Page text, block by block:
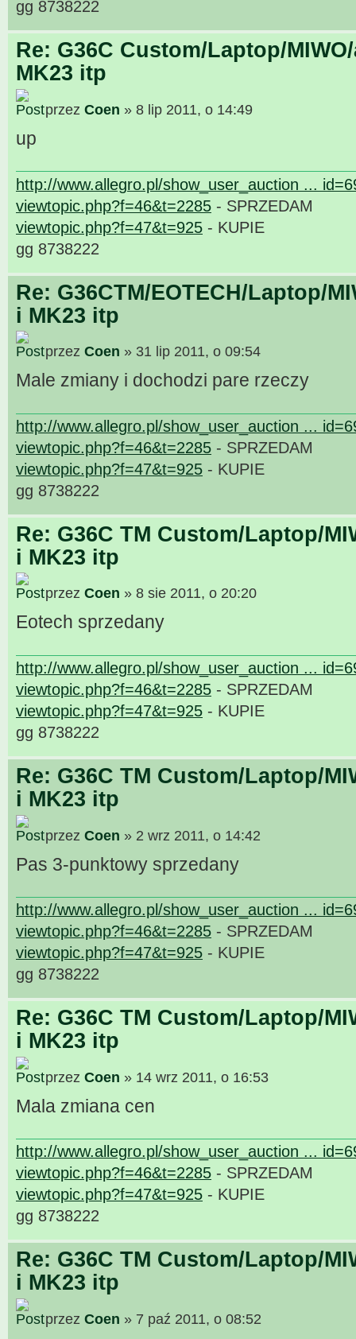
gg 8738222
Re: G36C Custom/Laptop/
MK23 itp
przez Coen » 8 lip 2011, o 14:49
up
http://www.allegro.pl/show_user_auction ...
viewtopic.php?f=46&t=2285 - SPRZEDAM
viewtopic.php?f=47&t=925 - KUPIE
gg 8738222
Re: G36CTM/EOTECH/Laptop/
i MK23 itp
przez Coen » 31 lip 2011, o 09:54
Male zmiany i dochodzi pare rzeczy
http://www.allegro.pl/show_user_auction ...
viewtopic.php?f=46&t=2285 - SPRZEDAM
viewtopic.php?f=47&t=925 - KUPIE
gg 8738222
Re: G36C TM Custom/Laptop/
i MK23 itp
przez Coen » 8 sie 2011, o 20:20
Eotech sprzedany
http://www.allegro.pl/show_user_auction ...
viewtopic.php?f=46&t=2285 - SPRZEDAM
viewtopic.php?f=47&t=925 - KUPIE
gg 8738222
Re: G36C TM Custom/Laptop/
i MK23 itp
przez Coen » 2 wrz 2011, o 14:42
Pas 3-punktowy sprzedany
http://www.allegro.pl/show_user_auction ...
viewtopic.php?f=46&t=2285 - SPRZEDAM
viewtopic.php?f=47&t=925 - KUPIE
gg 8738222
Re: G36C TM Custom/Laptop/
i MK23 itp
przez Coen » 14 wrz 2011, o 16:53
Mala zmiana cen
http://www.allegro.pl/show_user_auction ...
viewtopic.php?f=46&t=2285 - SPRZEDAM
viewtopic.php?f=47&t=925 - KUPIE
gg 8738222
Re: G36C TM Custom/Laptop/
i MK23 itp
przez Coen » 7 paź 2011, o 08:52